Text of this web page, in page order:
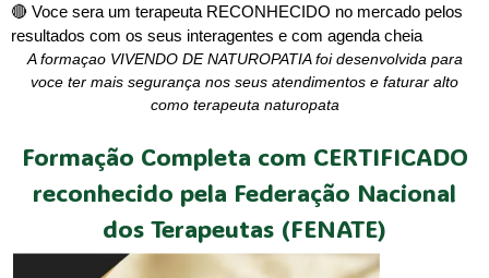
🔴 Voce sera um terapeuta RECONHECIDO no mercado pelos
resultados com os seus interagentes e com agenda cheia
A formaçao VIVENDO DE NATUROPATIA foi desenvolvida para
voce ter mais segurança nos seus atendimentos e faturar alto
como terapeuta naturopata
Formação Completa com CERTIFICADO
reconhecido pela Federação Nacional
dos Terapeutas (FENATE)